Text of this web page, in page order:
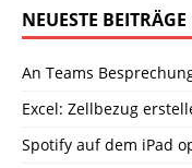
NEUESTE BEITRÄGE
An Teams
Excel: Zellbezug
Spotify auf dem iPad